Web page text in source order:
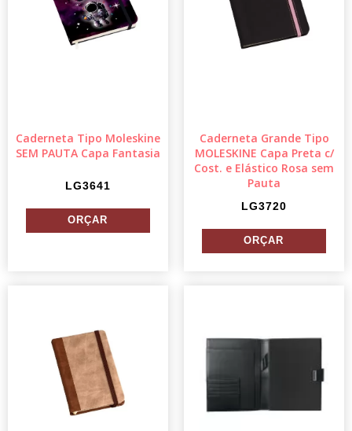
Caderneta Tipo Moleskine
SEM PAUTA Capa Fantasia
LG3641
Caderneta Grande Tipo
MOLESKINE Capa Preta c/
Cost. e Elástico Rosa sem
Pauta
LG3720